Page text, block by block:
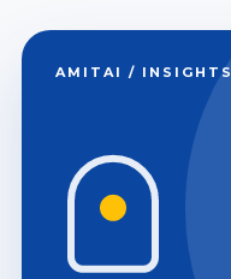
AMITAI / INSIGHTS